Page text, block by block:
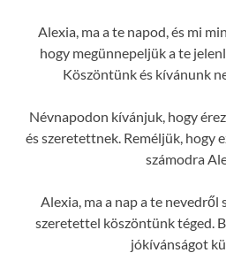
Alexia, ma a te napod, és mi
hogy megünnepeljük a te
Köszöntünk és kívánunk
Névnapodon kívánjuk, hogy
és szeretettnek. Reméljük, hogy
számodra
Alexia, ma a nap a te nevedről
szeretettel köszöntünk téged.
jókívánságot